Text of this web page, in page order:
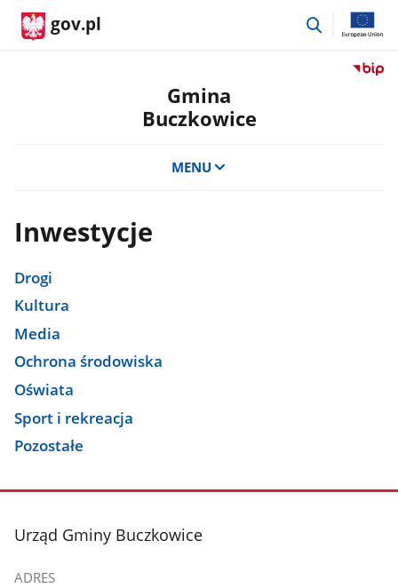
gov.pl
przejdź
Przejdź
Gmina
Buczkowice
MENU
Inwestycje
Drogi
Kultura
Media
Ochrona środowiska
Oświata
Sport i rekreacja
Pozostałe
stopka
Urząd Gminy Buczkowice
ADRES